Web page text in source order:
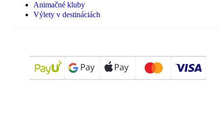
Animačné kluby
Výlety v destináciách